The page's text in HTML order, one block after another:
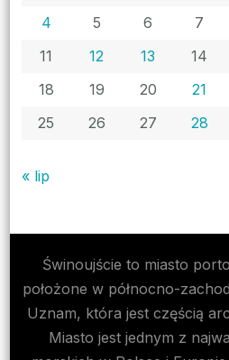
4
5 6 7
11
12 13 14
18
19 20 21
25
26 27 28
« lip
Świnoujście to miasto
położone w północno-
Uznam, która jest częścią
Miasto jest jednym z